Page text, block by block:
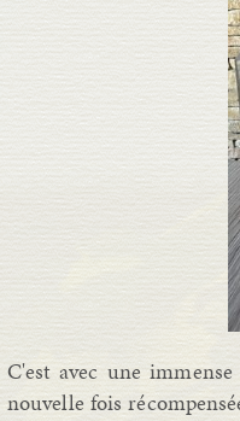
C'est avec une
nouvelle fois